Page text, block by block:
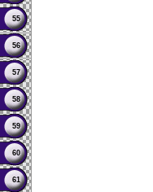
55
56
57
58
59
60
61